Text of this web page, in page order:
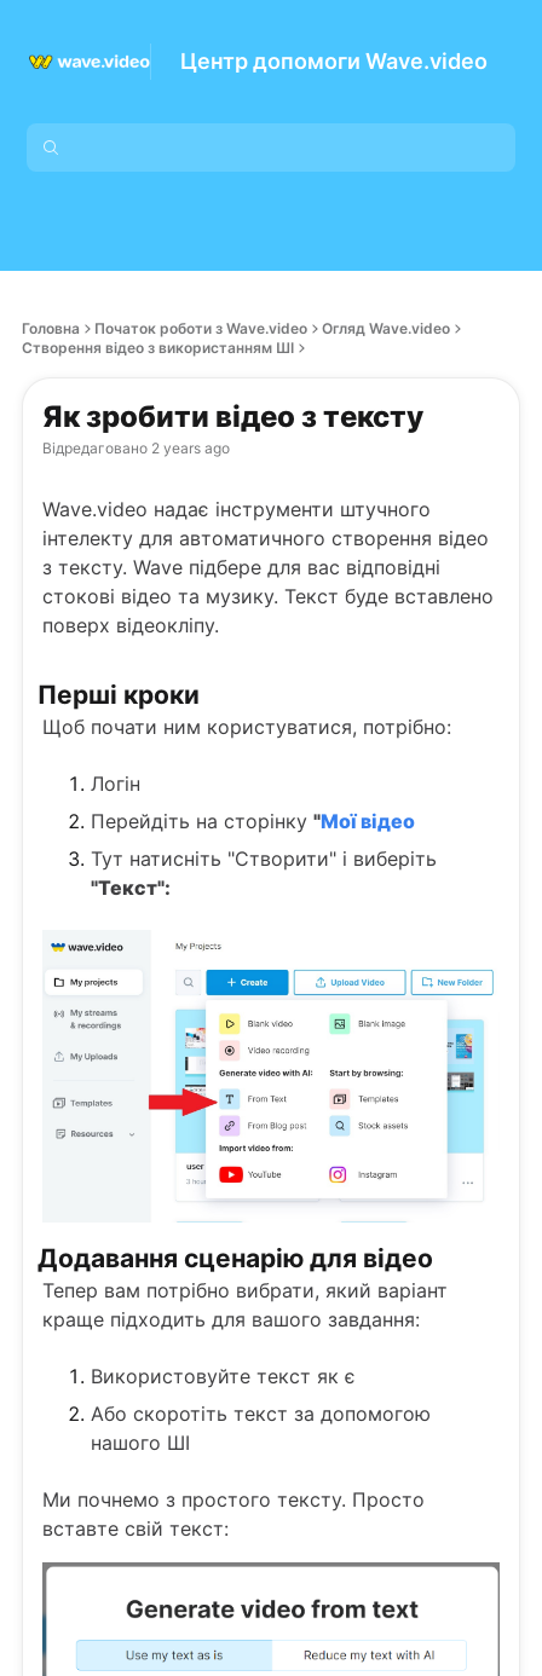
Центр допомоги Wave.video
Головна Початок роботи з Wave.video
Огляд Wave.video
Створення відео з використанням ШІ
Як зробити відео з тексту
Відредаговано 2 years ago
Wave.video надає інструменти штучного
інтелекту для автоматичного створення відео
з тексту. Wave підбере для вас відповідні
стокові відео та музику. Текст буде вставлено
поверх відеокліпу.
Перші кроки
Щоб почати ним користуватися, потрібно:
Логін
Перейдіть на сторінку "Мої відео
Тут натисніть "Створити" і виберіть
"Текст":
Додавання сценарію для відео
Тепер вам потрібно вибрати, який варіант
краще підходить для вашого завдання:
Використовуйте текст як є
Або скоротіть текст за допомогою
нашого ШІ
Ми почнемо з простого тексту. Просто
вставте свій текст: